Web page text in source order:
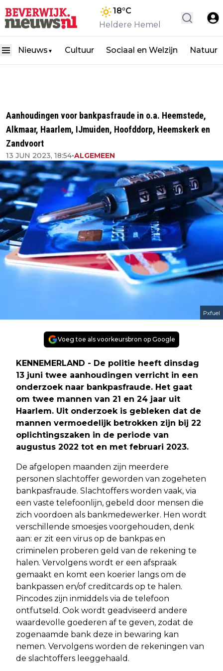
18°C
Heldere Hemel
Nieuws ▼ Cultuur Sociaal en Welzijn Natuur
Aanhoudingen voor bankpasfraude in o.a. Heemstede,
Alkmaar, Haarlem, IJmuiden, Hoofddorp, Heemskerk en
Zandvoort
13 JUN 2023, 18:54•ALGEMEEN
Pxfuel
Voeg toe als voorkeursbron op Google
KENNEMERLAND - De politie heeft dinsdag
13 juni twee aanhoudingen verricht in een
onderzoek naar bankpasfraude. Het gaat
om twee mannen van 21 en 24 jaar uit
Haarlem. Uit onderzoek is gebleken dat de
mannen vermoedelijk betrokken zijn bij 22
oplichtingszaken in de periode van
augustus 2022 tot en met februari 2023.
De afgelopen maanden zijn meerdere
personen slachtoffer geworden van zogeheten
bankpasfraude. Slachtoffers worden vaak, via
een vaste telefoonlijn, gebeld door mensen die
zich voordoen als bankmedewerker. Hen wordt
verschillende smoesjes voorgehouden, denk
aan: er zit een virus op de bankpas en
criminelen proberen geld van de rekening te
halen. Vervolgens wordt er een afspraak
gemaakt en komt een koerier langs om de
bankpassen en/of creditcards op te halen.
Pincodes zijn inmiddels via de telefoon
ontfutseld. Ook wordt geadviseerd andere
waardevolle goederen af te geven, zodat de
zogenaamde bank deze in bewaring kan
nemen. Vervolgens worden de rekeningen van
de slachtoffers leeggehaald.